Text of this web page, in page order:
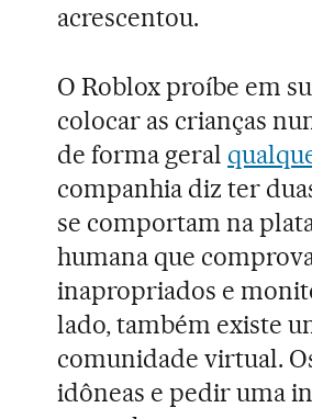
acrescentou.
O Roblox proíbe em
colocar as crianças
de forma geral
companhia diz ter
se comportam na
humana que
inapropriados e
lado, também existe
comunidade virtual.
idôneas e pedir uma